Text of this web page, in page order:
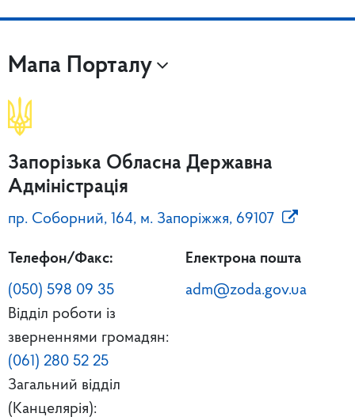
Мапа Порталу
Запорізька Обласна Державна
Адміністрація
пр. Соборний, 164, м. Запоріжжя, 69107
Телефон/Факс:
(050) 598 09 35
Відділ роботи із
зверненнями громадян:
(061) 280 52 25
Загальний відділ
(Канцелярія):
Електрона пошта
adm@zoda.gov.ua